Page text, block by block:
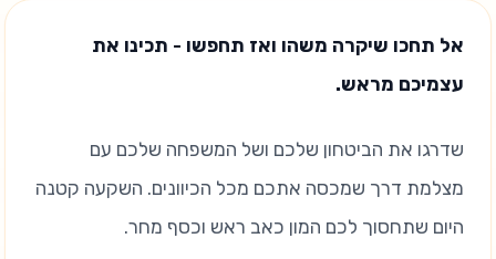
אל תחכו שיקרה משהו ואז תחפשו - תכינו את
עצמיכם מראש.
שדרגו את הביטחון שלכם ושל המשפחה שלכם עם
מצלמת דרך שמכסה אתכם מכל הכיוונים. השקעה קטנה
היום שתחסוך לכם המון כאב ראש וכסף מחר.